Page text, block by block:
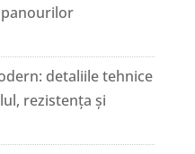
panourilor
detaliile tehnice
rezistența și